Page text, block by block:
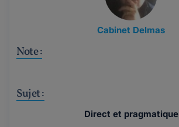
Cabinet Delmas
Note :
Sujet :
Direct et pragmatique